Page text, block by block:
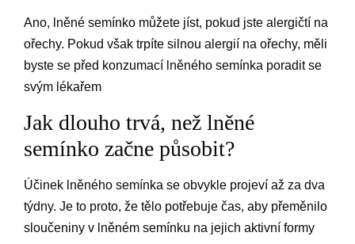
Ano, lněné semínko můžete jíst, pokud jste alergičtí na
ořechy. Pokud však trpíte silnou alergií na ořechy, měli
byste se před konzumací lněného semínka poradit se
svým lékařem
Jak dlouho trvá, než lněné
semínko začne působit?
Účinek lněného semínka se obvykle projeví až za dva
týdny. Je to proto, že tělo potřebuje čas, aby přeměnilo
sloučeniny v lněném semínku na jejich aktivní formy